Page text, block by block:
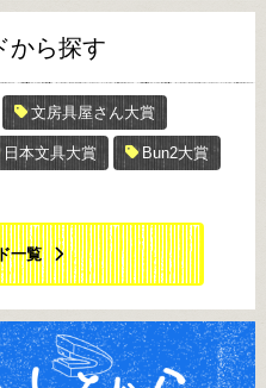
から探す
文房具屋さん大賞
日本文具大賞 Bun2大賞
一覧